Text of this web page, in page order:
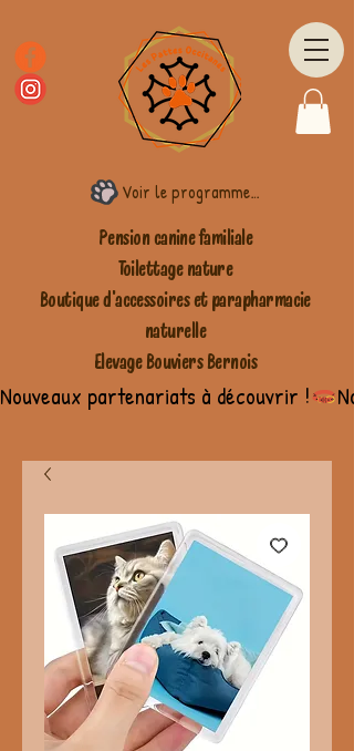
Voir le programme fidélité
Pension canine familiale
Toilettage nature
Boutique d'accessoires et parapharmacie
naturelle
Elevage Bouviers Bernois
Nouveaux partenariats à découvrir !